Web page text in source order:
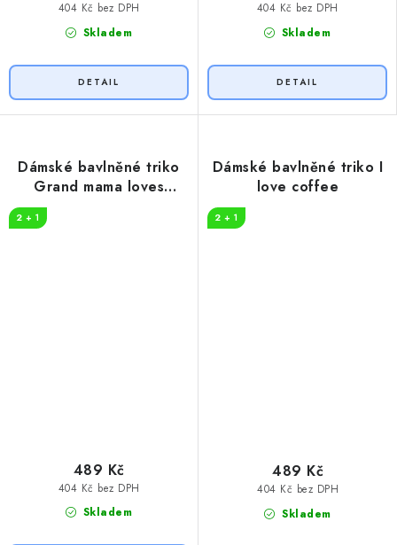
Skladem
404 Kč bez DPH
Skladem
404 Kč bez DPH
Dámské bavlněné triko
Grand mama loves
2 + 1
Skladem
404 Kč bez DPH
489 Kč
Dámské bavlněné triko I
love coffee
2 + 1
Skladem
404 Kč bez DPH
489 Kč